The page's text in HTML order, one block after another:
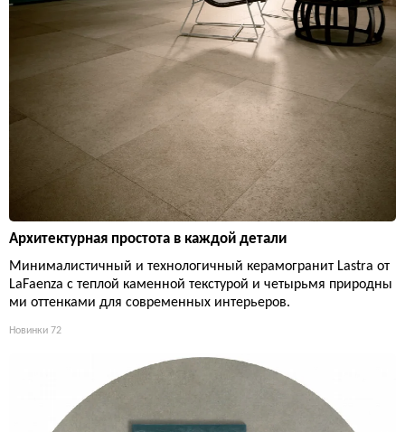
Архитектурная простота в каждой детали
Минималистичный и технологичный керамогранит Lastra от
LaFaenza с теплой каменной текстурой и четырьмя природны
ми оттенками для современных интерьеров.
Новинки 72